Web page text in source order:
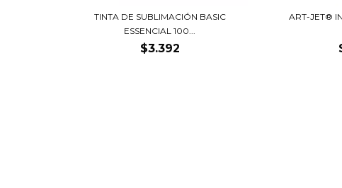
TINTA DE SUBLIMACIÓN BASIC
ESSENCIAL 100...
$3.392
ART-JET®